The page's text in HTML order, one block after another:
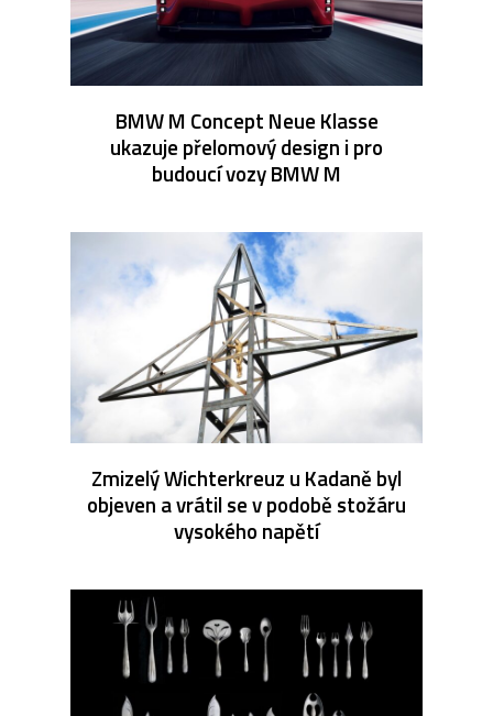
BMW M Concept Neue Klasse
ukazuje přelomový design i pro
budoucí vozy BMW M
Zmizelý Wichterkreuz u Kadaně byl
objeven a vrátil se v podobě stožáru
vysokého napětí